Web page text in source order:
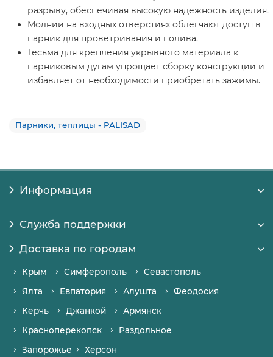
разрыву, обеспечивая высокую надежность изделия.
Молнии на входных отверстиях облегчают доступ в
парник для проветривания и полива.
Тесьма для крепления укрывного материала к
парниковым дугам упрощает сборку конструкции и
избавляет от необходимости приобретать зажимы.
Парники, теплицы - PALISAD
Информация
Служба поддержки
Доставка по городам
Крым Симферополь
Севастополь
Ялта
Евпатория Алушта
Феодосия
Керчь
Джанкой
Армянск
Красноперекопск
Раздольное
Запорожье
Херсон